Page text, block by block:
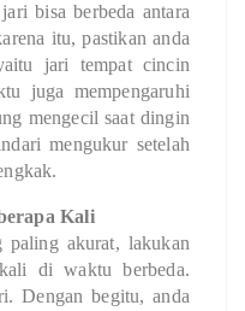
bisa berbeda antara
itu, pastikan anda
jari tempat cincin
juga mempengaruhi
mengecil saat dingin
mengukur setelah
Kali
paling akurat, lakukan
di waktu berbeda.
Dengan begitu, anda